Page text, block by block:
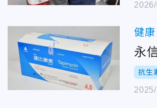
健康
永
抗生